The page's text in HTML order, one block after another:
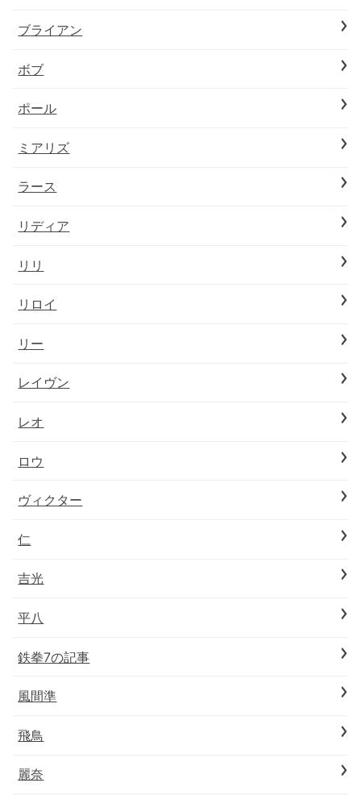
ブライアン
ボブ
ポール
ミアリズ
ラース
リディア
リリ
リロイ
リー
レイヴン
レオ
ロウ
ヴィクター
仁
吉光
平八
鉄拳7の記事
風間準
飛鳥
麗奈